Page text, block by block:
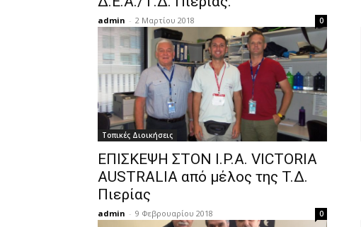
admin - 2 Μαρτίου 2018 0
Τοπικές Διοικήσεις
ΕΠΙΣΚΕΨΗ ΣΤΟΝ I.P.A. VICTORIA
AUSTRALIA από μέλος της T.Δ.
Πιερίας
admin - 9 Φεβρουαρίου 2018 0